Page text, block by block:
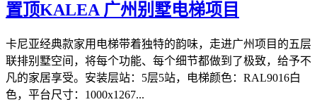
置顶KALEA 广州别墅电梯项目
卡尼亚经典款家用电梯带着独特的韵味，走进广州项目的五层
联排别墅空间，将每个功能、每个细节都做到了极致，给予不
凡的家居享受。安装层站：5层5站，电梯颜色：RAL9016白
色，平台尺寸：1000x1267...